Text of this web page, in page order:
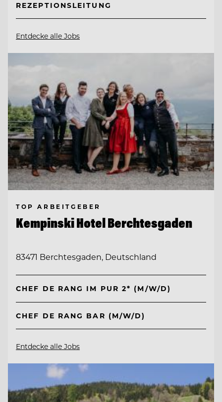
REZEPTIONSLEITUNG
Entdecke alle Jobs
TOP ARBEITGEBER
Kempinski Hotel Berchtesgaden
83471 Berchtesgaden, Deutschland
CHEF DE RANG IM PUR 2* (M/W/D)
CHEF DE RANG BAR (M/W/D)
Entdecke alle Jobs